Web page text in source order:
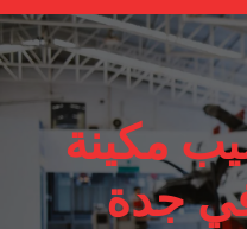
مكينة
جدة